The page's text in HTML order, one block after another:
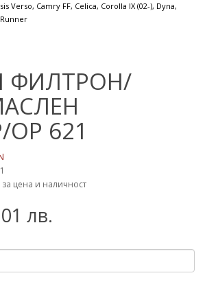
Verso, Camry FF, Celica, Corolla IX (02-), Dyna,
ФИЛТРОН/
621
цена и наличност
лв.